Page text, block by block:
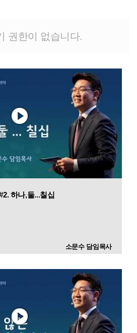
권한이 없습니다.
하나,둘...칠십
소문수 담임목사